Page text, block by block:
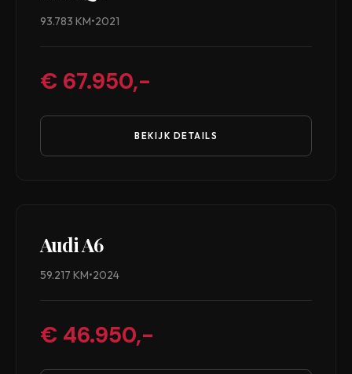
93.783 KM•2021
€ 67.950,-
BEKIJK DETAILS
Audi A6
59.217 KM•2024
€ 46.950,-